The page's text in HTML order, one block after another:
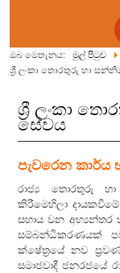
ඔබ මෙතැනය: මුල් පිටුව
ශ්‍රී ලංකා තොරතුරු හා
ශ්‍රී ලංකා
සේවය
පැවරෙන කාර්ය
රාජ්‍ය තොරතුරු
කිරීමෙහිලා
සහාය වන අභ්‍යන්තර
සම්බන්ධීකරණයක්
ක්ෂේත්‍රයේ නව
සමාජවාදී ජනරජයේ